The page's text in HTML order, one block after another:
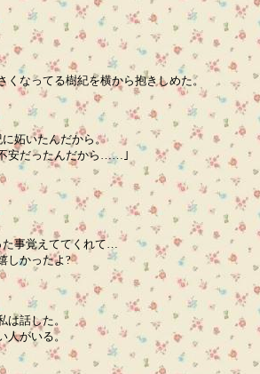
くなってる樹紀を横から抱きしめた。
妬いたんだから。
安だったんだから……｣
事覚えててくれて…
しかったよ?
は話した。
人がいる。